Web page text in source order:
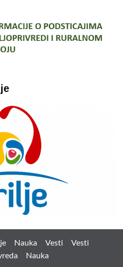
Nauka Vesti
Vesti
Nauka